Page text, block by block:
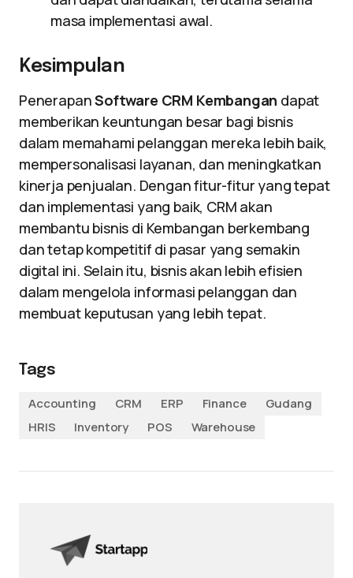
masa implementasi awal.
Kesimpulan
PenerapanSoftware CRM Kembangan dapat
memberikan keuntungan besar bagi bisnis
dalam memahami pelanggan mereka lebih baik,
mempersonalisasi layanan, dan meningkatkan
kinerja penjualan. Dengan fitur-fitur yang tepat
dan implementasi yang baik, CRM akan
membantu bisnis di Kembangan berkembang
dan tetap kompetitif di pasar yang semakin
digital ini. Selain itu, bisnis akan lebih efisien
dalam mengelola informasi pelanggan dan
membuat keputusan yang lebih tepat.
Tags
Accounting
CRM ERP Finance
Gudang
HRIS
Inventory POS Warehouse